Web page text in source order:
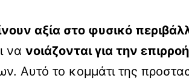
αξία στο φυσικό
να νοιάζονται για την
Αυτό το κομμάτι της